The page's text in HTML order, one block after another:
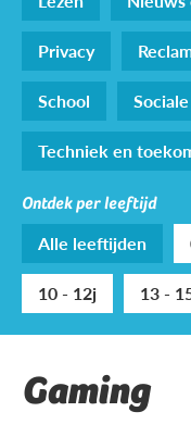
Privacy
School
Techniek en
Ontdek per leeftijd
Alle leeftijden
10 - 12j
13 -
Gaming